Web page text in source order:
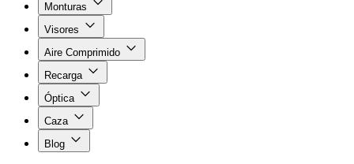
Monturas
Visores
Aire Comprimido
Recarga
Óptica
Caza
Blog